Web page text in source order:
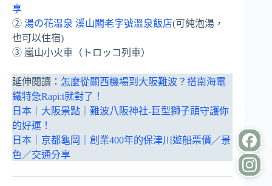
享
② 湯の花温泉 溪山閣老字號溫泉飯店(可純泡湯，
也可以住宿)
③ 嵐山小火車（トロッコ列車）
延伸閱讀： 怎麼從關西機場到大阪難波？搭南海電
鐵特急Rapi:t就對了！
日本｜大阪景點｜難波八阪神社-巨型獅子頭守護你
的好運！
日本｜京都龜岡｜創業400年的保津川遊船票價／景
色／交通分享